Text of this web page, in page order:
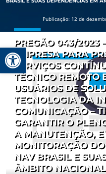
Barra de
Publicação: 12 de
PREGÃO 043/2023
EMPRESA PARA
SERVIÇOS
TÉCNICO REMOTO
USUÁRIOS DE
TECNOLOGIA DA
COMUNICAÇÃO –
GARANTIR O
A MANUTENÇÃO,
MONITORAÇÃO
NAV BRASIL E
ÂMBITO